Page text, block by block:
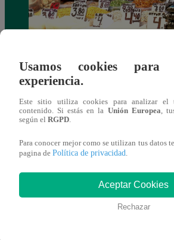
Mujeres al Mando – Viernes 25 de
del 2022 – Programa completo
También te
interesar
Usamos cookies
experiencia.
Este sitio utiliza cookies para analizar el
contenido. Si estás en la Unión Europea ,
según el RGPD
Para conocer mejor como se utilizan tus datos
pagina de Política de privacidad
Aceptar Cookies
Rechazar